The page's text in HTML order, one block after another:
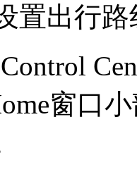
置出行路
窗口